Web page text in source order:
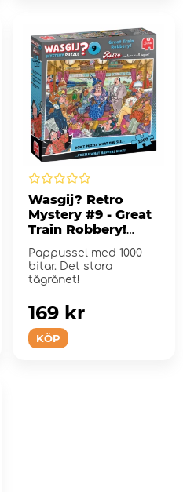
Wasgij? Retro
Mystery #9 - Great
Train Robbery!
Pappussel med 1000
bitar. Det stora
tågrånet!
KÖP
169 kr